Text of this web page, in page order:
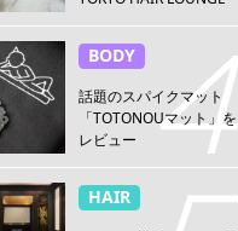
BODY
話題のスパイクマット
「TOTONOUマット」を
レビュー
HAIR